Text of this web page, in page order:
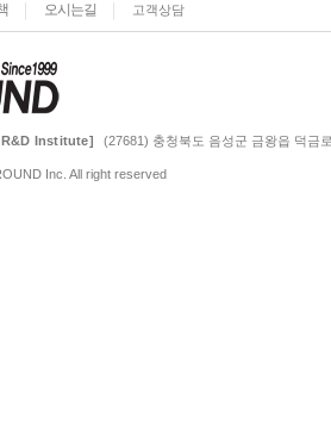
오시는길 고객상담
R&D Institute] (27681) 충청북도 음성군 금왕읍 덕금
Inc. All right reserved